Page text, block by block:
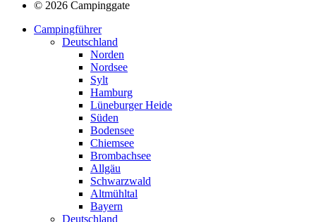
© 2026 Campinggate
Campingführer
Deutschland
Norden
Nordsee
Sylt
Hamburg
Lüneburger Heide
Süden
Bodensee
Chiemsee
Brombachsee
Allgäu
Schwarzwald
Altmühltal
Bayern
Deutschland